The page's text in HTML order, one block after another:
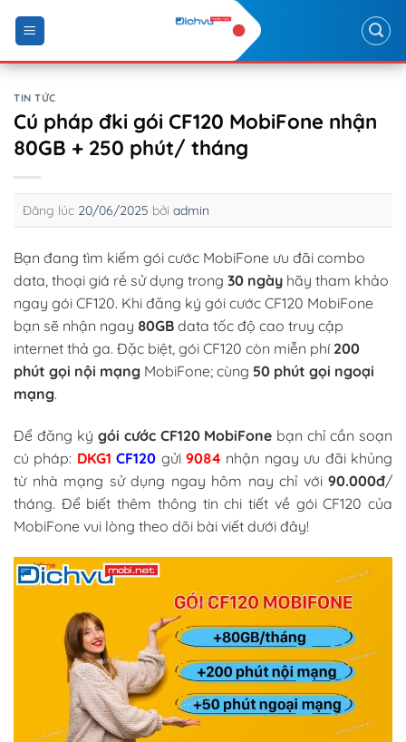
content
TIN TỨC
Cú pháp đki gói CF120 MobiFone nhận
80GB + 250 phút/ tháng
Đăng lúc 20/06/2025 bởi admin
Bạn đang tìm kiếm gói cước MobiFone ưu đãi combo
data, thoại giá rẻ sử dụng trong 30 ngày hãy tham khảo
ngay gói CF120. Khi đăng ký gói cước CF120 MobiFone
bạn sẽ nhận ngay 80GB data tốc độ cao truy cập
internet thả ga. Đặc biệt, gói CF120 còn miễn phí 200
phút gọi nội mạng MobiFone; cùng 50 phút gọi ngoại
mạng.
Để đăng ký gói cước CF120 MobiFone bạn chỉ cần soạn
cú pháp: DKG1 CF120 gửi9084 nhận ngay ưu đãi khủng
từ nhà mạng sử dụng ngay hôm nay chỉ với 90.000đ/
tháng. Để biết thêm thông tin chi tiết về gói CF120 của
MobiFone vui lòng theo dõi bài viết dưới đây!